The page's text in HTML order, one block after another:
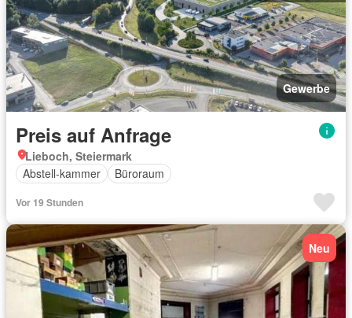
Gewerbe
Preis auf Anfrage
Lieboch, Steiermark
Abstell-kammer
Büroraum
Vor 19 Stunden
Neu